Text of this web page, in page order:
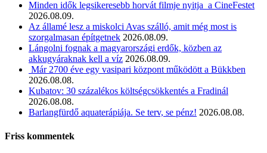
Minden idők legsikeresebb horvát filmje nyitja a CineFestet
2026.08.09.
Az államé lesz a miskolci Avas szálló, amit még most is
szorgalmasan építgetnek 2026.08.09.
Lángolni fognak a magyarországi erdők, közben az
akkugyáraknak kell a víz 2026.08.09.
Már 2700 éve egy vasipari központ működött a Bükkben
2026.08.08.
Kubatov: 30 százalékos költségcsökkentés a Fradinál
2026.08.08.
Barlangfürdő aquaterápiája. Se terv, se pénz! 2026.08.08.
Friss kommentek